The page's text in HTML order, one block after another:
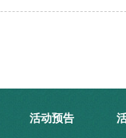
活动预告